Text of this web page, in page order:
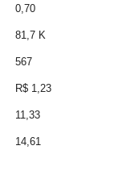
0,70
81,7 K
567
R$ 1,23
11,33
14,61